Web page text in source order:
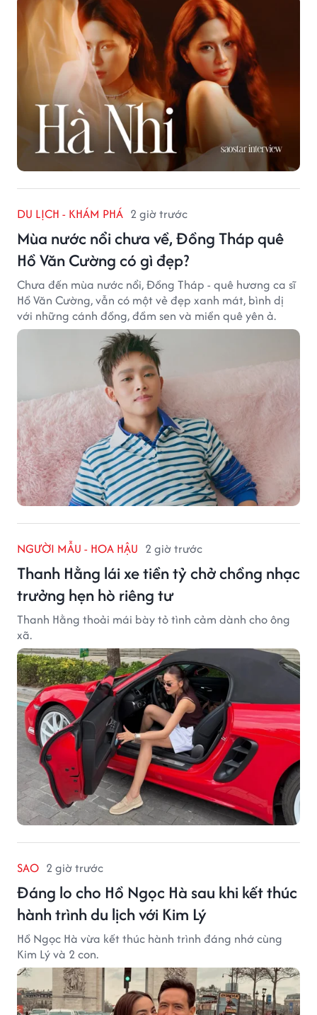
DU LỊCH - KHÁM PHÁ 2 giờ trước
Mùa nước nổi chưa về, Đồng Tháp quê
Hồ Văn Cường có gì đẹp?
Chưa đến mùa nước nổi, Đồng Tháp - quê hương ca sĩ
Hồ Văn Cường, vẫn có một vẻ đẹp xanh mát, bình dị
với những cánh đồng, đầm sen và miền quê yên ả.
NGƯỜI MẪU - HOA HẬU 2 giờ trước
Thanh Hằng lái xe tiền tỷ chở chồng nhạc
trưởng hẹn hò riêng tư
Thanh Hằng thoải mái bày tỏ tình cảm dành cho ông
xã.
SAO 2 giờ trước
Đáng lo cho Hồ Ngọc Hà sau khi kết thúc
hành trình du lịch với Kim Lý
Hồ Ngọc Hà vừa kết thúc hành trình đáng nhớ cùng
Kim Lý và 2 con.